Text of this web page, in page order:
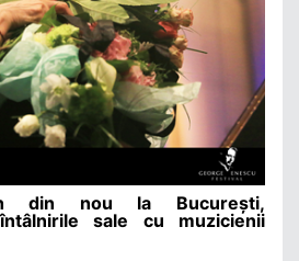
din nou la București,
sale cu muzicienii